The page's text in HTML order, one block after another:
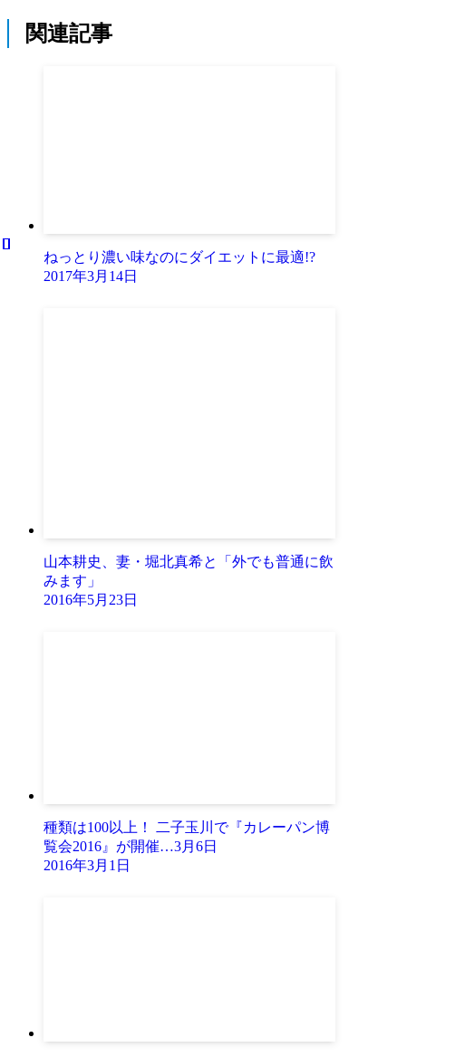
関連記事
ねっとり濃い味なのにダイエットに最適!?
2017年3月14日
山本耕史、妻・堀北真希と「外でも普通に飲
みます」
2016年5月23日
種類は100以上！ 二子玉川で『カレーパン博
覧会2016』が開催…3月6日
2016年3月1日